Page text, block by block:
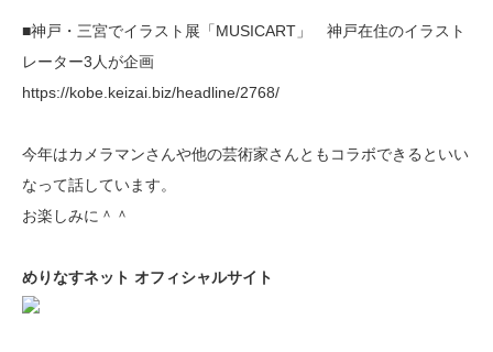
■神戸・三宮でイラスト展「MUSICART」 神戸在住のイラスト
レーター3人が企画
https://kobe.keizai.biz/headline/2768/
今年はカメラマンさんや他の芸術家さんともコラボできるといい
なって話しています。
お楽しみに＾＾
めりなすネット オフィシャルサイト